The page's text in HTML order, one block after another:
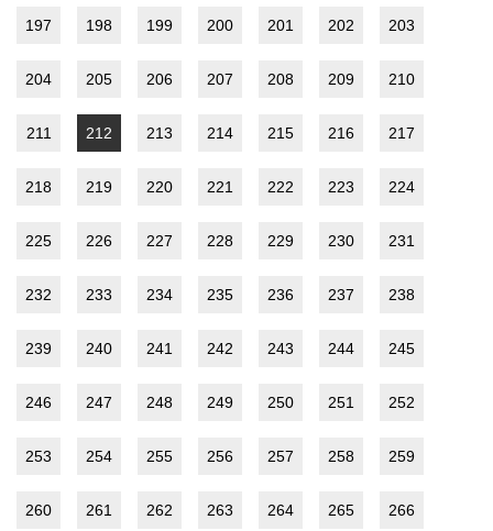
197 198 199 200 201 202 203
204 205 206 207 208 209 210
211 212 213 214 215 216 217
218 219 220 221 222 223 224
225 226 227 228 229 230 231
232 233 234 235 236 237 238
239 240 241 242 243 244 245
246 247 248 249 250 251 252
253 254 255 256 257 258 259
260 261 262 263 264 265 266